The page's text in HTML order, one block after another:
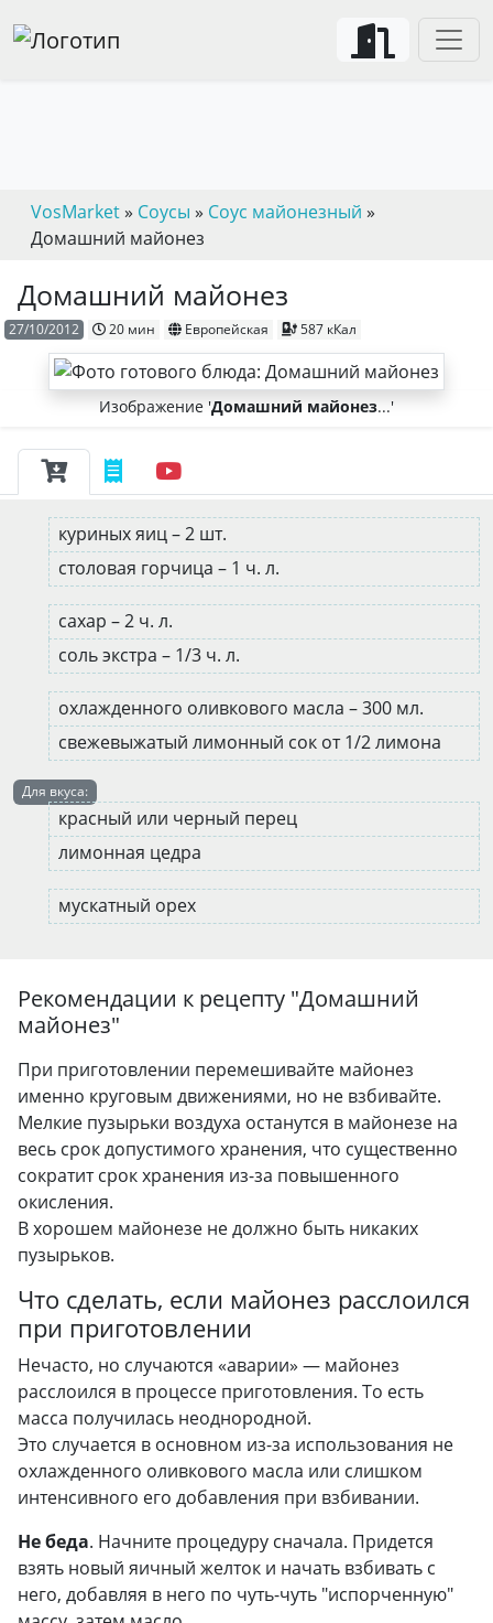
VosMarket» Соусы » Соус майонезный »
Домашний майонез
Домашний майонез
27/10/2012 20 мин Европейская 587 кКал
Изображение 'Домашний майонез...'
куриных яиц – 2 шт.
столовая горчица – 1 ч. л.
сахар – 2 ч. л.
соль экстра – 1/3 ч. л.
охлажденного оливкового масла – 300 мл.
свежевыжатый лимонный сок от 1/2 лимона
Для вкуса:
красный или черный перец
лимонная цедра
мускатный орех
Рекомендации к рецепту "Домашний
майонез"
При приготовлении перемешивайте майонез
именно круговым движениями, но не взбивайте.
Мелкие пузырьки воздуха останутся в майонезе на
весь срок допустимого хранения, что существенно
сократит срок хранения из-за повышенного
окисления.
В хорошем майонезе не должно быть никаких
пузырьков.
Что сделать, если майонез расслоился
при приготовлении
Нечасто, но случаются «аварии» — майонез
расслоился в процессе приготовления. То есть
масса получилась неоднородной.
Это случается в основном из-за использования не
охлажденного оливкового масла или слишком
интенсивного его добавления при взбивании.
Не беда. Начните процедуру сначала. Придется
взять новый яичный желток и начать взбивать с
него, добавляя в него по чуть-чуть "испорченную"